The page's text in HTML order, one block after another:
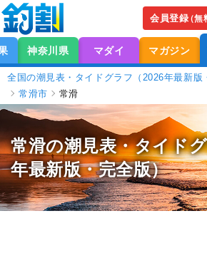
会員登録（無
神奈川県 マダイ マガジン
全国の潮見表・タイドグラフ（2026年最新版
常滑市
常滑
常滑の潮見表・タイド
年最新版・完全版）